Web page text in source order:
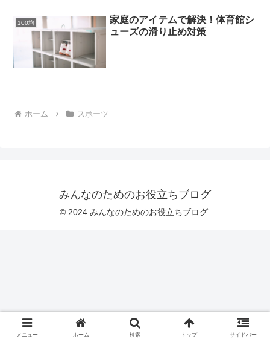
100均
家庭のアイテムで解決！体育館シ
ューズの滑り止め対策
ホーム スポーツ
みんなのためのお役立ちブログ
© 2024 みんなのためのお役立ちブログ.
メニュー ホーム 検索 トップ サイドバー